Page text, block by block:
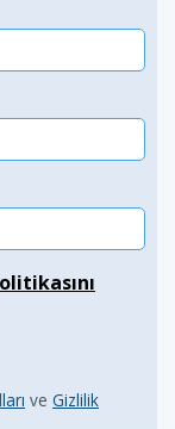
ve Gizlilik